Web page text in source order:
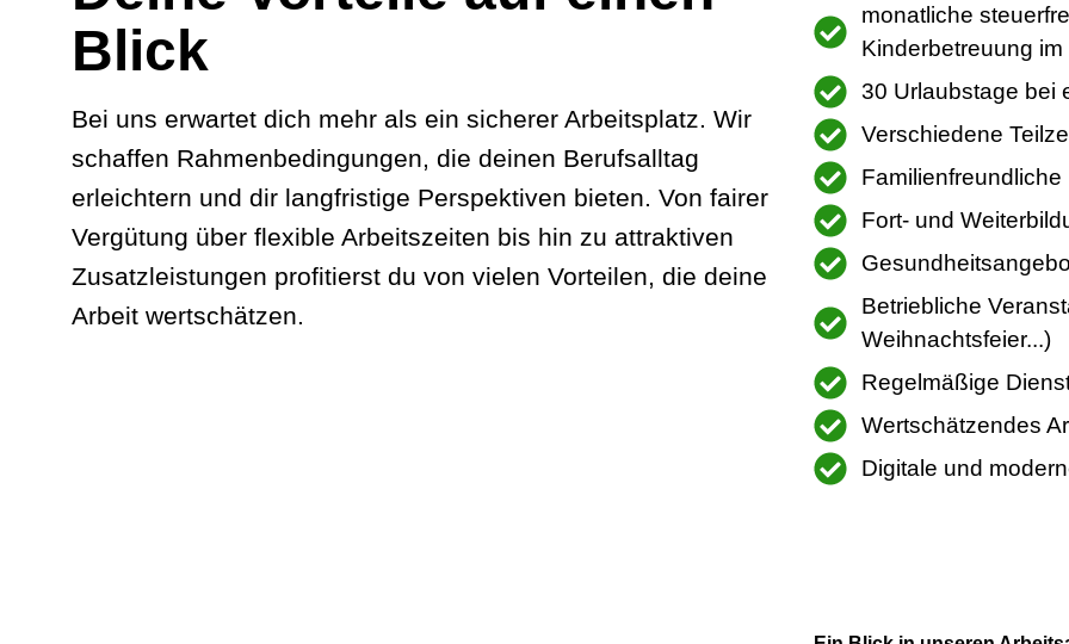
Blick
Bei uns erwartet dich mehr als ein sicherer Arbeitsplatz. Wir
schaffen Rahmenbedingungen, die deinen Berufsalltag
erleichtern und dir langfristige Perspektiven bieten. Von fairer
Vergütung über flexible Arbeitszeiten bis hin zu attraktiven
Zusatzleistungen profitierst du von vielen Vorteilen, die deine
Arbeit wertschätzen.
monatliche
Kinderbetreuung
30 Urlaubstage bei
Verschiedene
Fort- und
Betriebliche
Weihnachtsfeier...)
Regelmäßige
Wertschätzendes
Digitale und